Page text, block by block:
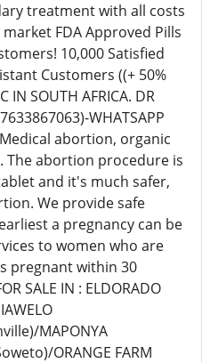
treatment with all costs
FDA Approved Pills
10,000 Satisfied
Customers ((+ 50%
IN SOUTH AFRICA. DR
WHATSAPP
Medical abortion, organic
abortion procedure is
and it's much safer,
We provide safe
a pregnancy can be
to women who are
pregnant within 30
SALE IN : ELDORADO
MAPONYA
ORANGE FARM